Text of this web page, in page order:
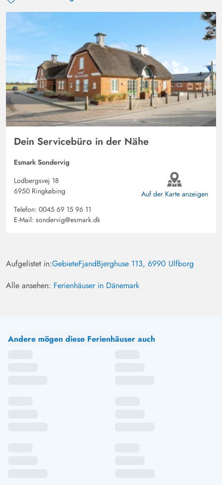
vielleicht etwas Stauraum im Schlafzimmer.
Deutschland
4.5 von 5
Ein wunderbar ruhig gelegenes Haus, sehr liebevoll
eingerichtet, man findet alles was man braucht.
Dein Servicebüro in der Nähe
Esmark Sondervig
Lodbergsvej 18
6950 Ringkøbing
Telefon: 0045 69 15 96 11
E-Mail: sondervig@esmark.dk
Auf der Karte anzeigen
Aufgelistet in:GebieteFjandBjerghuse 113, 6990 Ulfborg
Alle ansehen: Ferienhäuser in Dänemark
Andere mögen diese Ferienhäuser auch